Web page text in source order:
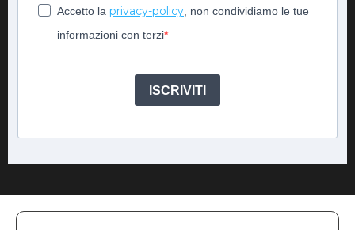
Accetto la privacy-policy, non condividiamo le tue
informazioni con terzi
ISCRIVITI